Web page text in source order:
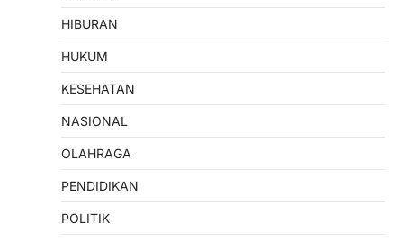
HIBURAN
HUKUM
KESEHATAN
NASIONAL
OLAHRAGA
PENDIDIKAN
POLITIK